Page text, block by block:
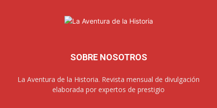
SOBRE NOSOTROS
La Aventura de la Historia. Revista mensual de divulgación
elaborada por expertos de prestigio